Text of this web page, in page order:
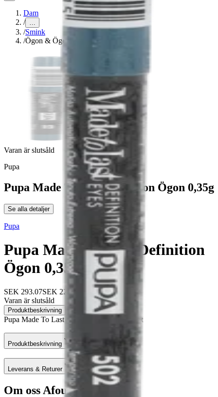
Dam
/ …
/Smink
/Ögon & Ögonbryn
Varan är slutsåld
Pupa
Pupa Made To Last Definition Ögon 0,35g
Se alla detaljer
Pupa
Pupa Made To Last Definition
Ögon 0,35g
SEK 293.07SEK 229.80
Varan är slutsåld
Produktbeskrivning Leverans & Returer
Pupa Made To Last Definition Eyes Vattentät
Produktbeskrivning
Leverans & Returer
Om oss Afound